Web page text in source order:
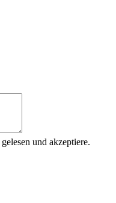
gelesen und akzeptiere.